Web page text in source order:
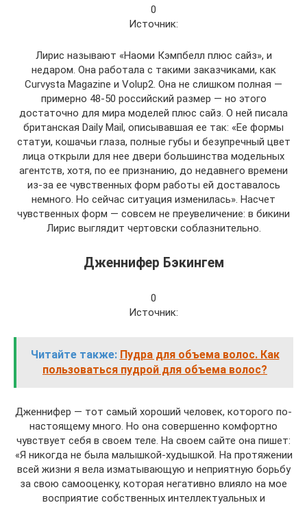
0
Источник:
Лирис называют «Наоми Кэмпбелл плюс сайз», и
недаром. Она работала с такими заказчиками, как
Curvysta Magazine и Volup2. Она не слишком полная —
примерно 48-50 российский размер — но этого
достаточно для мира моделей плюс сайз. О ней писала
британская Daily Mail, описывавшая ее так: «Ее формы
статуи, кошачьи глаза, полные губы и безупречный цвет
лица открыли для нее двери большинства модельных
агентств, хотя, по ее признанию, до недавнего времени
из-за ее чувственных форм работы ей доставалось
немного. Но сейчас ситуация изменилась». Насчет
чувственных форм — совсем не преувеличение: в бикини
Лирис выглядит чертовски соблазнительно.
Дженнифер Бэкингем
0
Источник:
Читайте также: Пудра для объема волос. Как
пользоваться пудрой для объема волос?
Дженнифер — тот самый хороший человек, которого по-
настоящему много. Но она совершенно комфортно
чувствует себя в своем теле. На своем сайте она пишет:
«Я никогда не была малышкой-худышкой. На протяжении
всей жизни я вела изматывающую и неприятную борьбу
за свою самооценку, которая негативно влияло на мое
восприятие собственных интеллектуальных и